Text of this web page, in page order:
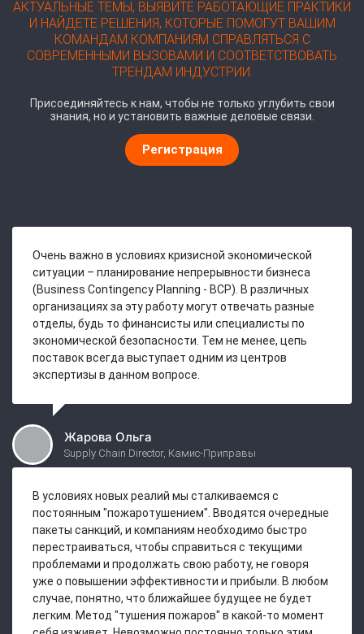
АКТУАЛЬНЫЕ ТЕМЫ, ВЫЯВИТЕ РАБОТАЮЩИЕ ПРАКТИКИ
И НАЙДЕТЕ РЕШЕНИЯ, КОТОРЫЕ ПОМОГУТ ВАШИМ
КОМАНДАМ КОМПАНИЯМ СПРАВЛЯТЬСЯ С
СОВРЕМЕННЫМИ ВЫЗОВАМИ И СООТВЕТСТВОВАТЬ
ТРЕНДАМ ИНДУСТРИИ.
Присоединяйтесь к нам, чтобы не только углубить свои
знания, но и установить важные деловые связи.
Регистрация
Очень важно в условиях кризисной экономической
ситуации – планирование непрерывности бизнеса
(Business Contingency Planning - BCP). В различных
организациях за эту работу могут отвечать разные
отделы, будь то финансисты или специалисты по
экономической безопасности. Тем не менее, цепь
поставок всегда выступает одним из центров
экспертизы в данном вопросе.
Жарова Ольга
Supply Chain Director, Камис-Приправы
В условиях новых реалий мы сталкиваемся с
постоянным "пожаротушением". Вводятся очередные
пакеты санкций, и компаниям необходимо быстро
перестраиваться, чтобы справиться с текущими
проблемами и продолжать свою работу, не говоря
уже о повышении эффективности и прибыли. В любом
случае, понятно, что ближайшее будущее не будет
легким. Метод "тушения пожаров" в какой-то момент